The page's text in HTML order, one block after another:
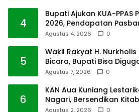
4
Bupati Ajukan KUA-PPAS
2026, Pendapatan
Agustus 4, 2026 0
5
Wakil Rakyat H.
Bicara, Bupati Bisa
Agustus 7, 2026 0
6
KAN Aua Kuniang
Nagari, Bersendikan
Agustus 2, 2026 0